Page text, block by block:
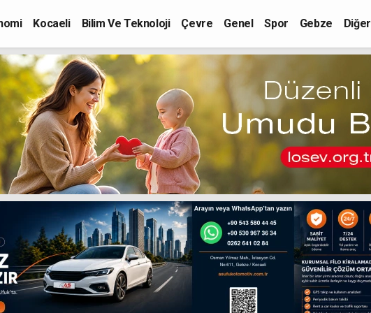
Kocaeli Bilim Ve Teknoloji Çevre Genel Spor Gebze Diğer